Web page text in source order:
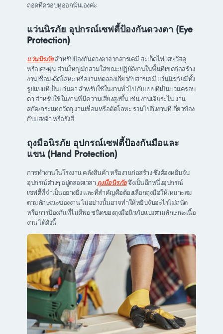
ถอดที่ครอบหูออกนั่นเองค่ะ
แว่นนิรภัย อุปกรณ์เซฟตี้ป้องกันดวงตา (Eye
Protection)
แว่นนิรภัยสำหรับป้องกันดวงตาจากสารเคมี สะเก็ดไฟ เศษวัสดุ
หรือเศษฝุ่น ส่วนใหญ่มักสวมใส่ขณะปฏิบัติงานในพื้นที่เขตก่อสร้าง
งานเชื่อม-ตัดโลหะ หรืองานทดลองเกี่ยวกับสารเคมี แว่นนิรภัยมีทั้ง
รูปแบบที่เป็นแว่นตา สำหรับใช้ในงานทั่วไป กับแบบที่เป็นแว่นครอบ
ตา สำหรับใช้ในงานที่มีความเสี่ยงสูงขึ้น เช่น งานเจียระไน งาน
สกัด/กระแทกวัตถุ งานเชื่อมหรือตัดโลหะ รวมไปถึงงานที่เกี่ยวข้อง
กับแสงจ้า หรือรังสี
ถุงมือนิรภัย อุปกรณ์เซฟตี้ป้องกันมือและ
แขน (Hand Protection)
การทำงานในโรงงาน คลังสินค้า หรืองานก่อสร้าง ซึ่งต้องหยิบจับ
อุปกรณ์ต่างๆ อยู่ตลอดเวลา ถุงมือนิรภัยจึงเป็นอีกหนึ่งอุปกรณ์
เซฟตี้ที่จำเป็นอย่างยิ่ง และที่สำคัญคือต้องเลือกถุงมือให้เหมาะสม
ตามลักษณะของงาน ไม่อย่างนั้นอาจทำให้หยิบจับอะไรไม่ถนัด
หรือการป้องกันที่ไม่ดีพอ ชนิดของถุงมือนิรภัยแบ่งตามลักษณะเนื้อ
งาน ได้ดังนี้